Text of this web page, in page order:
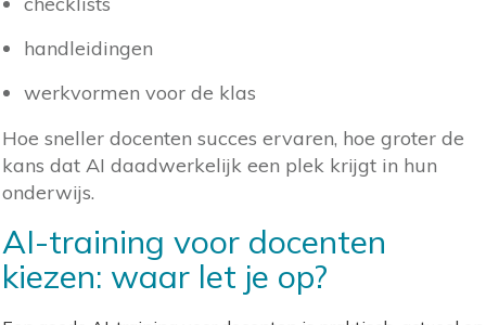
handleidingen
werkvormen voor de klas
Hoe sneller docenten succes ervaren, hoe groter de
kans dat AI daadwerkelijk een plek krijgt in hun
onderwijs.
AI-training voor docenten
kiezen: waar let je op?